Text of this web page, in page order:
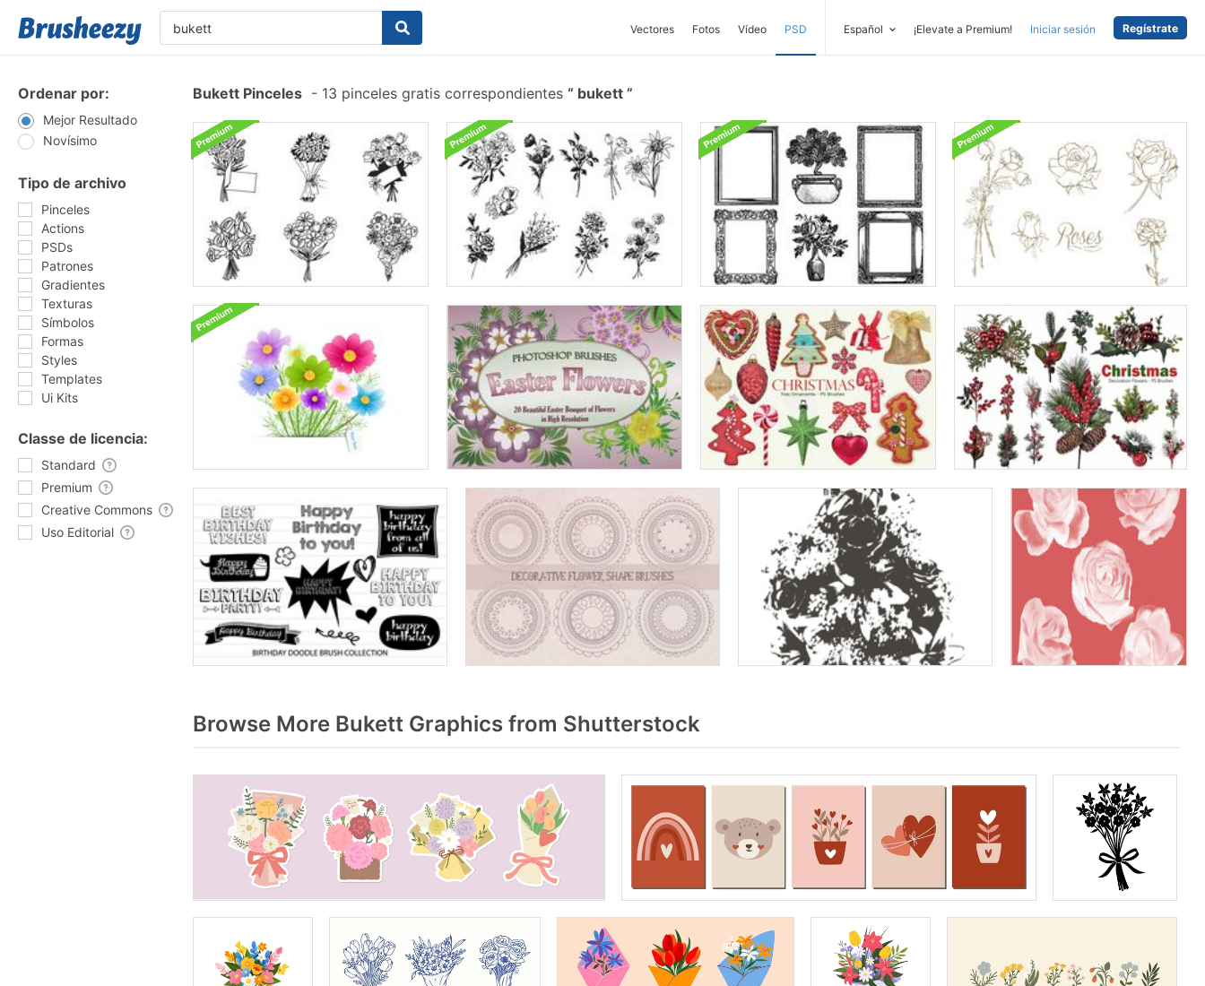
Vectores Fotos Vídeo PSD Español ¡Elevate a Premium! Iniciar sesión Regístrate
Ordenar por:
Mejor Resultado
Novísimo
Tipo de archivo
Pinceles
Actions
PSDs
Patrones
Gradientes
Texturas
Símbolos
Formas
Styles
Templates
Ui Kits
Classe de licencia:
Standard
Premium
Creative Commons
Uso Editorial
Bukett Pinceles - 13 pinceles gratis correspondientes bukett
Browse More Bukett Graphics from Shutterstock